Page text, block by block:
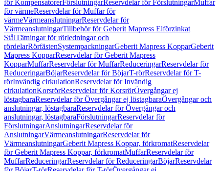
för KompensatorerFörslutningarReservdelar för FörslutningarMuffar
för värmeReservdelar för Muffar för
värmeVärmeanslutningarReservdelar för
VärmeanslutningarTillbehör för Geberit Mapress Elförzinkat
StålTätningar för rörledningar och
rördelarRörfästenSystempackningarGeberit Mapress KopparGeberit
Mapress KopparReservdelar för Geberit Mapress
KopparMuffarReservdelar för MuffarReduceringarReservdelar för
ReduceringarBöjarReservdelar för BöjarT-rörReservdelar för T-
rörInvändig cirkulationReservdelar för Invändig
cirkulationKorsrörReservdelar för KorsrörÖvergångar ej
löstagbaraReservdelar för Övergångar ej löstagbaraÖvergångar och
anslutningar, löstagbaraReservdelar för Övergångar och
anslutningar, löstagbaraFörslutningarReservdelar för
FörslutningarAnslutningarReservdelar för
AnslutningarVärmeanslutningarReservdelar för
VärmeanslutningarGeberit Mapress Koppar, förkromatReservdelar
för Geberit Mapress Koppar, förkromatMuffarReservdelar för
MuffarReduceringarReservdelar för ReduceringarBöjarReservdelar